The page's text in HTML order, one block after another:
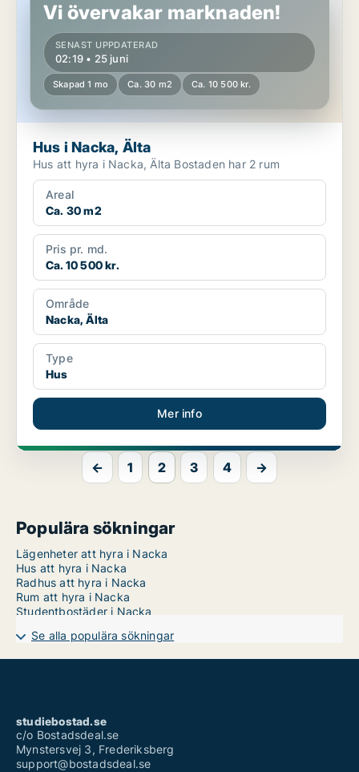
Vi övervakar marknaden!
SENAST UPPDATERAD
02:19 • 25 juni
Skapad 1 mo Ca. 30 m2 Ca. 10 500 kr.
Hus i Nacka, Älta
Hus att hyra i Nacka, Älta Bostaden har 2 rum
Areal
Ca. 30 m2
Pris pr. md.
Ca. 10 500 kr.
Område
Nacka, Älta
Type
Hus
Mer info
← 1 2 3 4 →
Populära sökningar
Lägenheter att hyra i Nacka
Hus att hyra i Nacka
Radhus att hyra i Nacka
Rum att hyra i Nacka
Studentbostäder i Nacka
Se alla populära sökningar
studiebostad.se
c/o Bostadsdeal.se
Mynstersvej 3, Frederiksberg
support@bostadsdeal.se